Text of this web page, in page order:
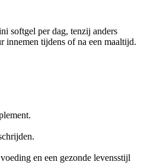
softgel per dag, tenzij anders
innemen tijdens of na een maaltijd.
en een gezonde levensstijl